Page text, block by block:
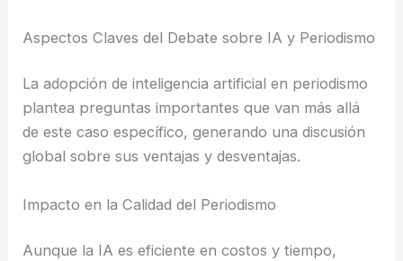
Aspectos Claves del Debate sobre IA y Periodismo
La adopción de inteligencia artificial en periodismo
plantea preguntas importantes que van más allá
de este caso específico, generando una discusión
global sobre sus ventajas y desventajas.
Impacto en la Calidad del Periodismo
Aunque la IA es eficiente en costos y tiempo,